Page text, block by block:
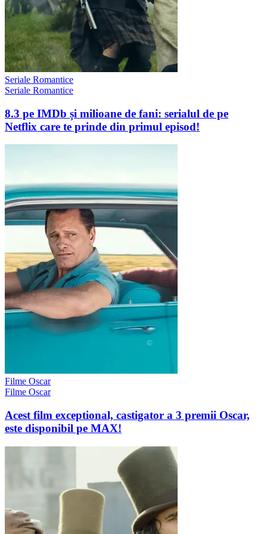
Seriale Romantice
Seriale Romantice
8.3 pe IMDb și milioane de fani: serialul de pe
Netflix care te prinde din primul episod!
Filme Oscar
Filme Oscar
Acest film exceptional, castigator a 3 premii Oscar,
este disponibil pe MAX!